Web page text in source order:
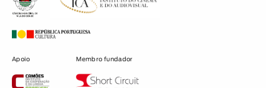
Apoio Membro fundador